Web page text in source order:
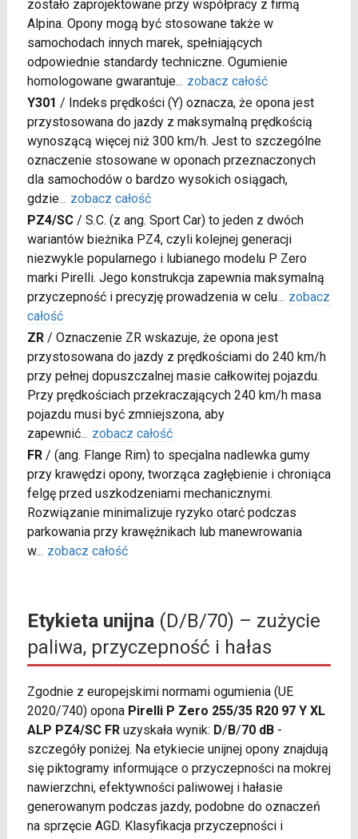
zostało zaprojektowane przy współpracy z firmą
Alpina. Opony mogą być stosowane także w
samochodach innych marek, spełniających
odpowiednie standardy techniczne. Ogumienie
homologowane gwarantuje... zobacz całość
Y301 / Indeks prędkości (Y) oznacza, że opona jest
przystosowana do jazdy z maksymalną prędkością
wynoszącą więcej niż 300 km/h. Jest to szczególne
oznaczenie stosowane w oponach przeznaczonych
dla samochodów o bardzo wysokich osiągach,
gdzie... zobacz całość
PZ4/SC/ S.C. (z ang. Sport Car) to jeden z dwóch
wariantów bieżnika PZ4, czyli kolejnej generacji
niezwykle popularnego i lubianego modelu P Zero
marki Pirelli. Jego konstrukcja zapewnia maksymalną
przyczepność i precyzję prowadzenia w celu... zobacz
całość
ZR/ Oznaczenie ZR wskazuje, że opona jest
przystosowana do jazdy z prędkościami do 240 km/h
przy pełnej dopuszczalnej masie całkowitej pojazdu.
Przy prędkościach przekraczających 240 km/h masa
pojazdu musi być zmniejszona, aby
zapewnić... zobacz całość
FR/ (ang. Flange Rim) to specjalna nadlewka gumy
przy krawędzi opony, tworząca zagłębienie i chroniąca
felgę przed uszkodzeniami mechanicznymi.
Rozwiązanie minimalizuje ryzyko otarć podczas
parkowania przy krawężnikach lub manewrowania
w... zobacz całość
Etykieta unijna(D/B/70) – zużycie
paliwa, przyczepność i hałas
Zgodnie z europejskimi normami ogumienia (UE
2020/740) opona Pirelli P Zero 255/35 R20 97 Y XL
ALP PZ4/SC FRuzyskała wynik: D/ B/70 dB-
szczegóły poniżej. Na etykiecie unijnej opony znajdują
się piktogramy informujące o przyczepności na mokrej
nawierzchni, efektywności paliwowej i hałasie
generowanym podczas jazdy, podobne do oznaczeń
na sprzęcie AGD. Klasyfikacja przyczepności i